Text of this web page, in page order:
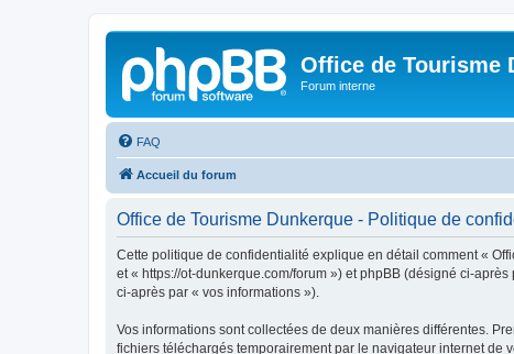
Office de Tourisme
Forum interne
FAQ
Accueil du forum
Office de Tourisme Dunkerque - Politique de
Cette politique de confidentialité explique en détail comment «
et « https://ot-dunkerque.com/forum ») et phpBB (désigné ci-
ci-après par « vos informations »).
Vos informations sont collectées de deux manières différentes.
fichiers téléchargés temporairement par le navigateur internet de